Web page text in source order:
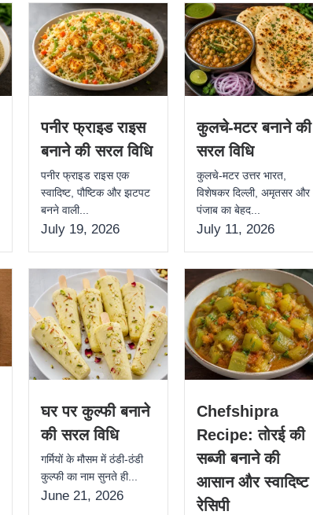
पनीर फ्राइड राइस
बनाने की सरल विधि
पनीर फ्राइड राइस एक
स्वादिष्ट, पौष्टिक और झटपट
बनने वाली...
July 19, 2026
कुलचे-मटर बनाने की
सरल विधि
कुलचे-मटर उत्तर भारत,
विशेषकर दिल्ली, अमृतसर और
पंजाब का बेहद...
July 11, 2026
घर पर कुल्फी बनाने
की सरल विधि
गर्मियों के मौसम में ठंडी-ठंडी
कुल्फी का नाम सुनते ही...
June 21, 2026
Chefshipra
Recipe: तोरई की
सब्जी बनाने की
आसान और स्वादिष्ट
रेसिपी